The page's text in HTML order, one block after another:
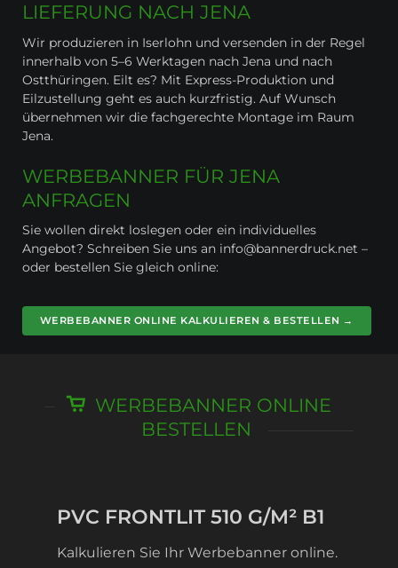
LIEFERUNG NACH JENA
Wir produzieren in Iserlohn und versenden in der Regel
innerhalb von 5–6 Werktagen nach Jena und nach
Ostthüringen. Eilt es? Mit Express-Produktion und
Eilzustellung geht es auch kurzfristig. Auf Wunsch
übernehmen wir die fachgerechte Montage im Raum
Jena.
WERBEBANNER FÜR JENA
ANFRAGEN
Sie wollen direkt loslegen oder ein individuelles
Angebot? Schreiben Sie uns an info@bannerdruck.net –
oder bestellen Sie gleich online:
WERBEBANNER ONLINE KALKULIEREN & BESTELLEN →
WERBEBANNER ONLINE
BESTELLEN
PVC FRONTLIT 510 G/M² B1
Kalkulieren Sie Ihr Werbebanner online.